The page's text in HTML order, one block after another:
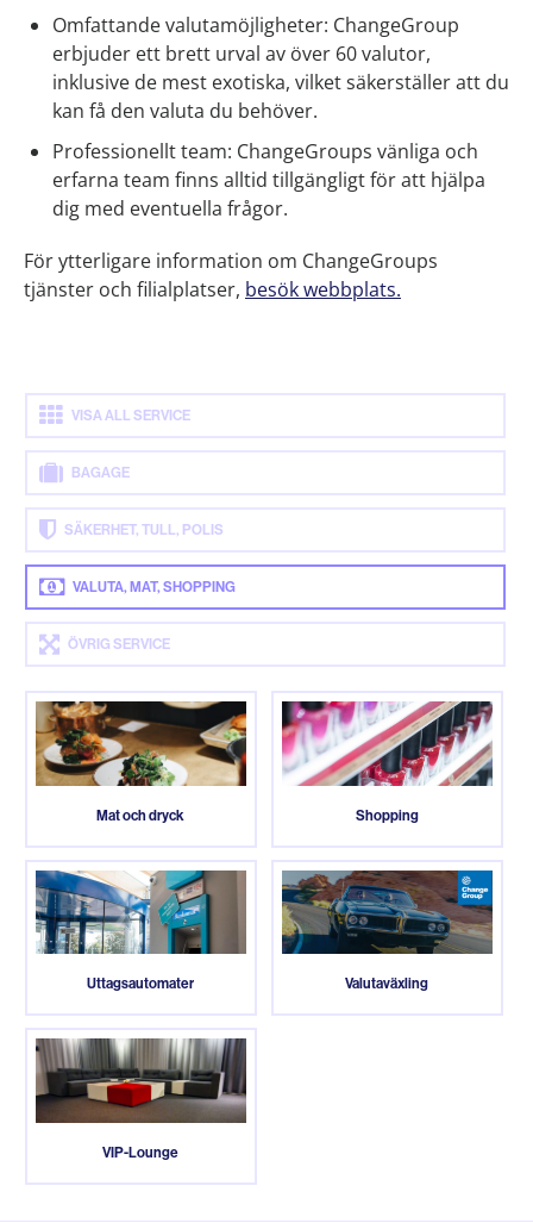
Omfattande valutamöjligheter: ChangeGroup
erbjuder ett brett urval av över 60 valutor,
inklusive de mest exotiska, vilket säkerställer att du
kan få den valuta du behöver.
Professionellt team: ChangeGroups vänliga och
erfarna team finns alltid tillgängligt för att hjälpa
dig med eventuella frågor.
För ytterligare information om ChangeGroups
tjänster och filialplatser, besök webbplats.
VISA ALL SERVICE
BAGAGE
SÄKERHET, TULL, POLIS
VALUTA, MAT, SHOPPING
ÖVRIG SERVICE
Mat och dryck Shopping
Uttagsautomater Valutaväxling
VIP-Lounge